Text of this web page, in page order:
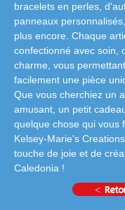
bracelets en perles,
panneaux
plus encore. Chaque
confectionné avec soin,
charme, vous
facilement une pièce
Que vous cherchiez un
amusant, un petit
quelque chose qui vous
Kelsey-Marie's
touche de joie et de
Caledonia !
<